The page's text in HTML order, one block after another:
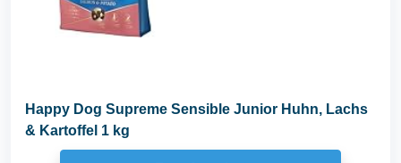
Happy Dog Supreme Sensible Junior Huhn, Lachs
& Kartoffel 1 kg